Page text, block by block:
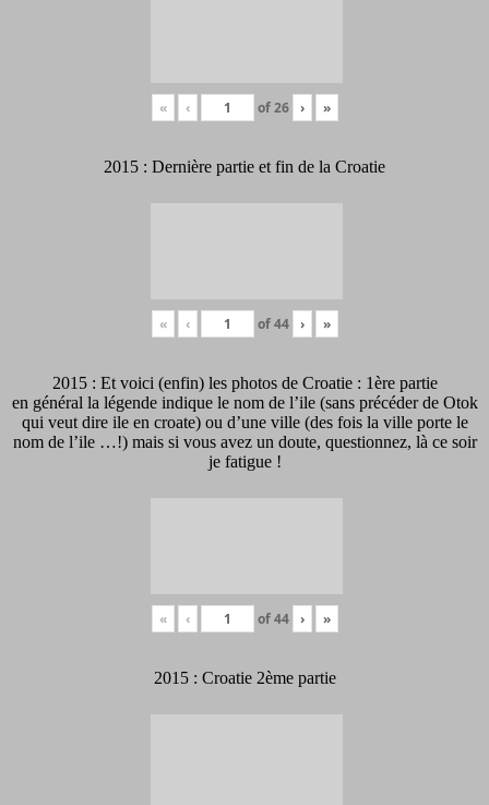
« ‹ of26 › »
2015 : Dernière partie et fin de la Croatie
« ‹ of44 › »
2015 : Et voici (enfin) les photos de Croatie : 1ère partie
en général la légende indique le nom de l’ile (sans précéder de Otok
qui veut dire ile en croate) ou d’une ville (des fois la ville porte le
nom de l’ile …!) mais si vous avez un doute, questionnez, là ce soir
je fatigue !
« ‹ of44 › »
2015 : Croatie 2ème partie